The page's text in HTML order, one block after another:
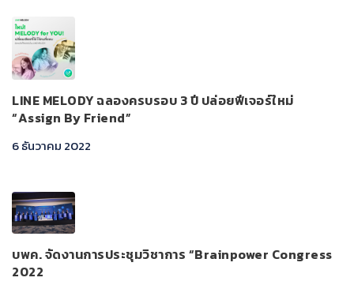
LINE MELODY ฉลองครบรอบ 3 ปี ปล่อยฟีเจอร์ใหม่
“Assign By Friend”
6 ธันวาคม 2022
บพค. จัดงานการประชุมวิชาการ “Brainpower Congress
2022